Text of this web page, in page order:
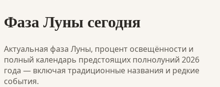
Фаза Луны сегодня
Актуальная фаза Луны, процент освещённости и
полный календарь предстоящих полнолуний 2026
года — включая традиционные названия и редкие
события.